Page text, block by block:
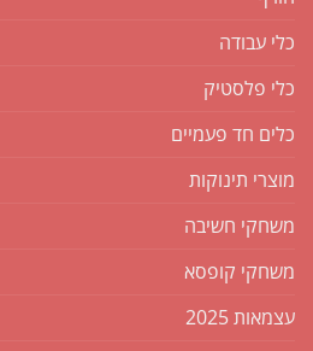
כלי עבודה
כלי פלסטיק
כלים חד פעמיים
מוצרי תינוקות
משחקי חשיבה
משחקי קופסא
עצמאות 2025